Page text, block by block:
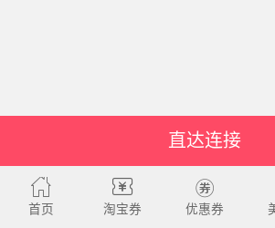
直达连接
首页 淘宝券 优惠券